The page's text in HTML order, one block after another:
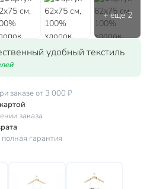
удобный текстиль
заказе от 3 000 ₽
заказа
гарантия